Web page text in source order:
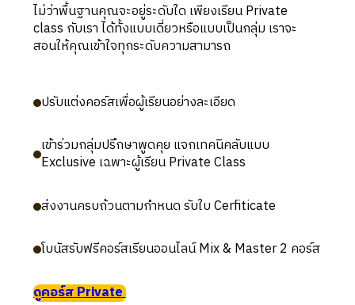
ไม่ว่าพื้นฐานคุณจะอยู่ระดับใด เพียงเรียน Private
class กับเรา ได้ทั้งแบบเดี่ยวหรือแบบเป็นกลุ่ม เราจะ
สอนให้คุณเข้าใจทุกระดับความสามารถ
ปรับแต่งคอร์สเพื่อผู้เรียนอย่างละเอียด
เข้าร่วมกลุ่มปรึกษาพูดคุย แจกเทคนิคลับแบบ
Exclusive เฉพาะผู้เรียน Private Class
ส่งงานครบถ้วนตามกำหนด รับใบ Cerfiticate
โบนัสรับฟรีคอร์สเรียนออนไลน์ Mix & Master 2 คอร์ส
ดูคอร์ส Private